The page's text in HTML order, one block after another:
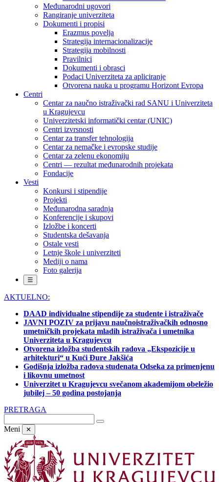
Međunarodni ugovori
Rangiranje univerziteta
Dokumenti i propisi
Erazmus povelja
Strategija internacionalizacije
Strategija mobilnosti
Pravilnici
Dokumenti i obrasci
Podaci Univerziteta za apliciranje
Otvorena nauka u programu Horizont Evropa
Centri
Centar za naučno istraživački rad SANU i Univerziteta
u Kragujevcu
Univerzitetski informatički centar (UNIC)
Centri izvrsnosti
Centar za transfer tehnologija
Centar za nemačke i evropske studije
Centar za zelenu ekonomiju
Centri — rezultat međunarodnih projekata
Fondacije
Vesti
Konkursi i stipendije
Projekti
Međunarodna saradnja
Konferencije i skupovi
Izložbe i koncerti
Studentska dešavanja
Ostale vesti
Letnje škole i univerziteti
Mediji o nama
Foto galerija
☰
AKTUELNO:
DAAD individualne stipendije za studente i istraživače
JAVNI POZIV za prijavu naučnoistraživačkih odnosno
umetničkih projekata mladih istraživača i umetnika
Univerziteta u Kragujevcu
Otvorena izložba studentskih radova „Ekspozicije u
arhitekturi“ u Kući Đure Jakšića
Godišnja izložba radova studenata Odseka za primenjenu
i likovnu umetnost
Univerzitet u Kragujevcu svečanom akademijom obeležio
jubilej – 50 godina postojanja
PRETRAGA
Meni ✕